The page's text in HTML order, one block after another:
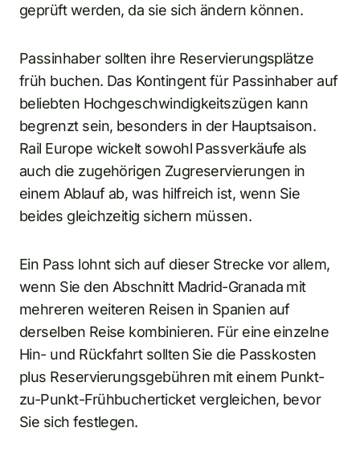
geprüft werden, da sie sich ändern können.
Passinhaber sollten ihre Reservierungsplätze
früh buchen. Das Kontingent für Passinhaber auf
beliebten Hochgeschwindigkeitszügen kann
begrenzt sein, besonders in der Hauptsaison.
Rail Europe wickelt sowohl Passverkäufe als
auch die zugehörigen Zugreservierungen in
einem Ablauf ab, was hilfreich ist, wenn Sie
beides gleichzeitig sichern müssen.
Ein Pass lohnt sich auf dieser Strecke vor allem,
wenn Sie den Abschnitt Madrid-Granada mit
mehreren weiteren Reisen in Spanien auf
derselben Reise kombinieren. Für eine einzelne
Hin- und Rückfahrt sollten Sie die Passkosten
plus Reservierungsgebühren mit einem Punkt-
zu-Punkt-Frühbucherticket vergleichen, bevor
Sie sich festlegen.